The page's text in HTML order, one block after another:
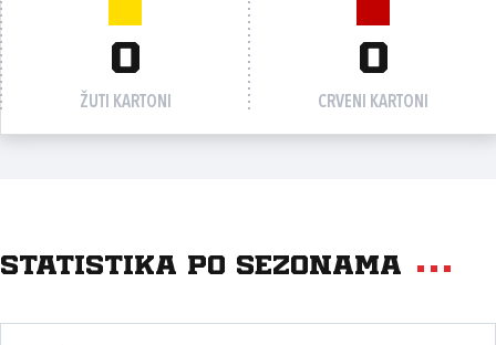
0
ŽUTI KARTONI
0
CRVENI KARTONI
Statistika po sezonama